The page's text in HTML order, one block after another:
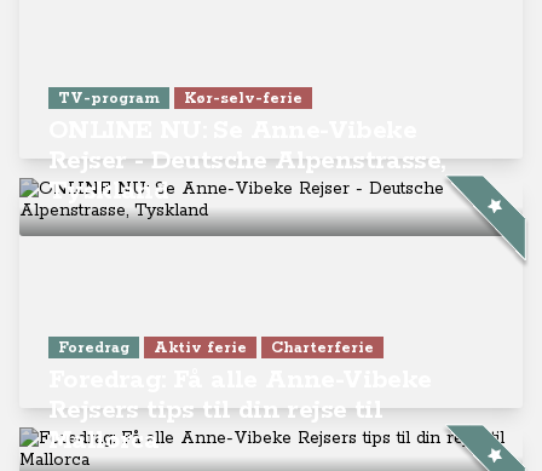
TV-program Kør-selv-ferie
Rejser - Deutsche Alpenstrasse,
Tyskland
Foredrag Aktiv ferie Charterferie
Rejsers tips til din rejse til
Mallorca